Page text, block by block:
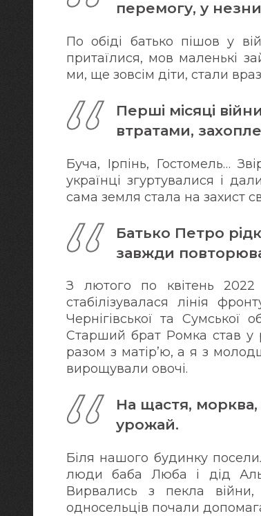
перемогу, у
По обіді батько пішов у
притаїлися, мов маленькі
ми, ще зовсім діти, стали
Перші місяці
втратами,
Буча, Ірпінь, Гостомель…
українці згуртувалися і
сама земля стала на захист
Батько Петро
завжди
З лютого по квітень 2022
стабілізувалася лінія
Чернігівської та
Старший брат Ромка став у
разом з матір’ю, а я з
вирощували овочі.
На щастя,
урожай.
Біля нашого будинку
люди баба Люба і дід
Вирвались з пекла
односельців почали